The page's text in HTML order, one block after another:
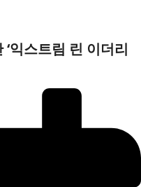
익스트림 린 이더리